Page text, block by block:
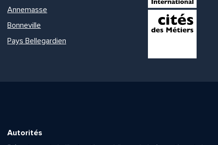
Annemasse
Bonneville
Pays Bellegardien
Autorités